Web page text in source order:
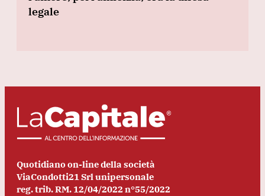
legale
Quotidiano on-line della società
ViaCondotti21 Srl unipersonale
reg. trib. RM. 12/04/2022 n°55/2022